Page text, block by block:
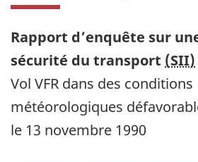
Rapport d’enquête sur
sécurité du transport (SII)
Vol VFR dans des conditions
météorologiques
le 13 novembre 1990